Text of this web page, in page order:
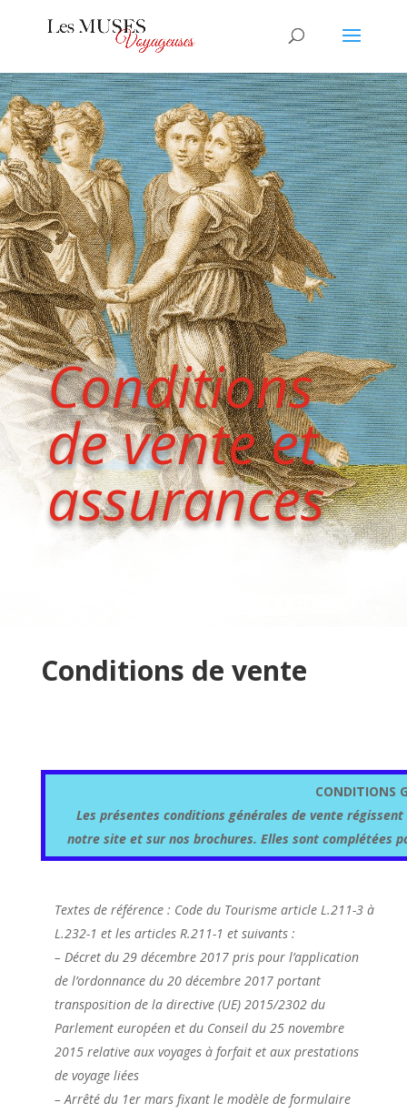
Conditions
de vente et
assurances
Conditions de vente
CONDITIONS
Les présentes conditions générales de vente
notre site et sur nos brochures. Elles sont complétées
Textes de référence : Code du Tourisme article L.211-3 à
L.232-1 et les articles R.211-1 et suivants :
– Décret du 29 décembre 2017 pris pour l’application
de l’ordonnance du 20 décembre 2017 portant
transposition de la directive (UE) 2015/2302 du
Parlement européen et du Conseil du 25 novembre
2015 relative aux voyages à forfait et aux prestations
de voyage liées
– Arrêté du 1er mars fixant le modèle de formulaire